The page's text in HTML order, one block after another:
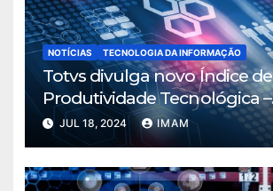
NOTÍCIAS TECNOLOGIA DA INFORMAÇÃO
Totvs divulga novo Índice de
Produtividade Tecnológica –
Manufatura
JUL 18, 2024 IMAM